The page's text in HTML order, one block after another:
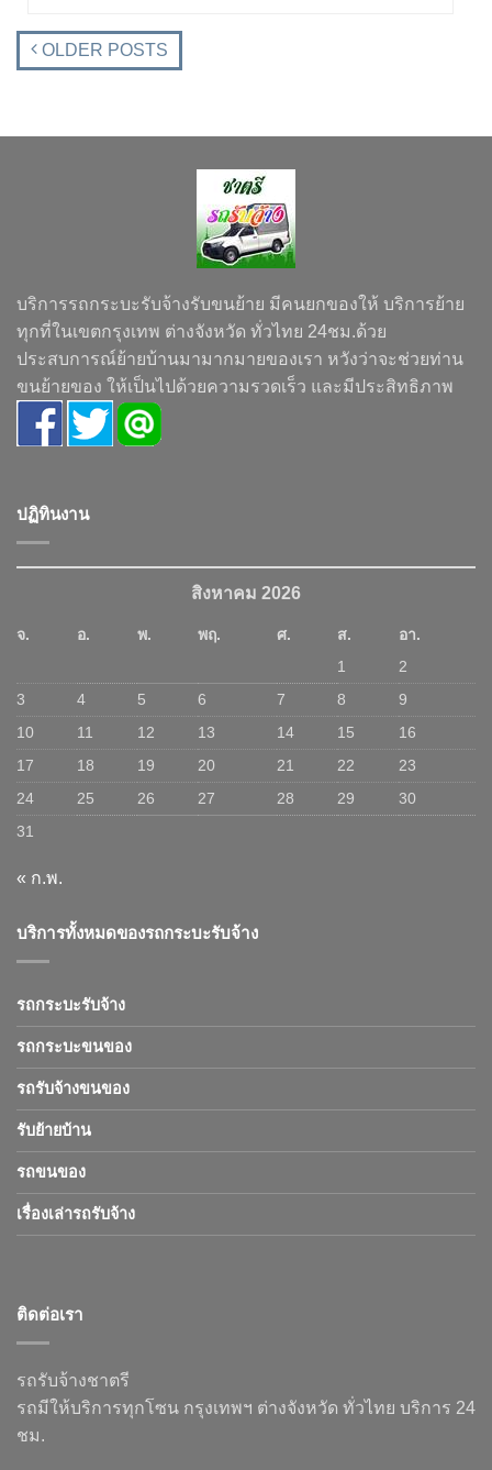
OLDER POSTS
บริการรถกระบะรับจ้างรับขนย้าย มีคนยกของให้ บริการย้าย
ทุกที่ในเขตกรุงเทพ ต่างจังหวัด ทั่วไทย 24ชม.ด้วย
ประสบการณ์ย้ายบ้านมามากมายของเรา หวังว่าจะช่วยท่าน
ขนย้ายของ ให้เป็นไปด้วยความรวดเร็ว และมีประสิทธิภาพ
ปฏิทินงาน
สิงหาคม 2026
จ. อ. พ. พฤ. ศ. ส.
อา.
1
2
3
4 5 6 7 8
9
10
11 12 13 14 15
16
17
18 19 20 21 22
23
24
25 26 27 28 29
30
31
« ก.พ.
บริการทั้งหมดของรถกระบะรับจ้าง
รถกระบะรับจ้าง
รถกระบะขนของ
รถรับจ้างขนของ
รับย้ายบ้าน
รถขนของ
เรื่องเล่ารถรับจ้าง
ติดต่อเรา
รถรับจ้างชาตรี
รถมีให้บริการทุกโซน กรุงเทพฯ ต่างจังหวัด ทั่วไทย บริการ 24
ชม.